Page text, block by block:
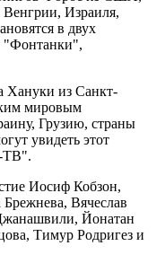
Израиля,
в двух
"Фонтанки",
Хануки из Санкт-
мировым
Грузию, страны
увидеть этот
ТВ".
Иосиф Кобзон,
Вячеслав
Йонатан
Тимур Родригез и